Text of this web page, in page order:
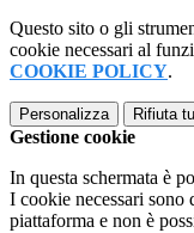
Questo sito o gli
cookie necessari al
COOKIE POLICY.
Personalizza Rifiuta
Gestione cookie
In questa schermata è
I cookie necessari
piattaforma e non è